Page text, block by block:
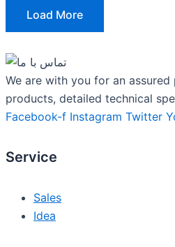
Load More
We are with you for an
products, detailed technical
Facebook-f Instagram Twitter
Service
Sales
Idea